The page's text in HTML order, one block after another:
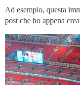
Ad esempio, questa
post che ho appena